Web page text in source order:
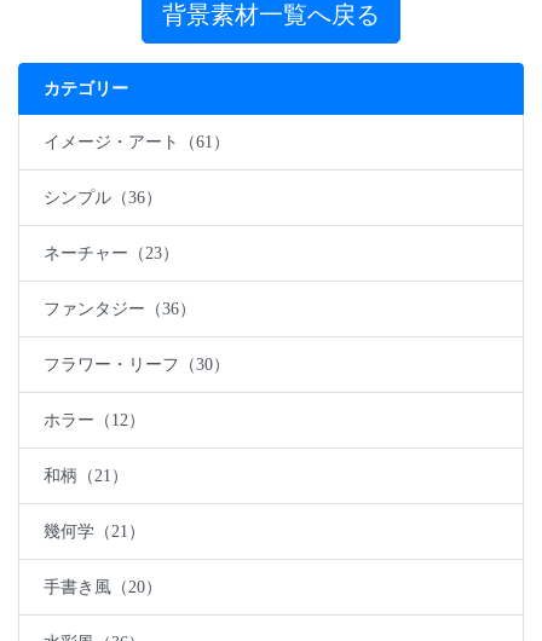
背景素材一覧へ戻る
カテゴリー
イメージ・アート（61）
シンプル（36）
ネーチャー（23）
ファンタジー（36）
フラワー・リーフ（30）
ホラー（12）
和柄（21）
幾何学（21）
手書き風（20）